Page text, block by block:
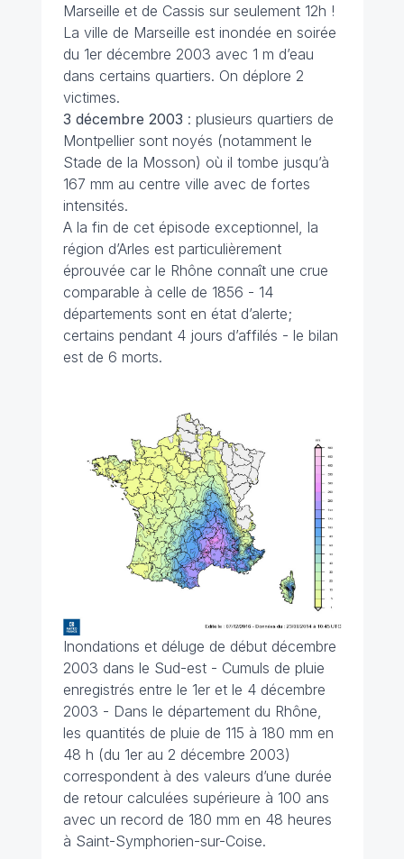
Marseille et de Cassis sur seulement 12h !
La ville de Marseille est inondée en soirée
du 1er décembre 2003 avec 1 m d’eau
dans certains quartiers. On déplore 2
victimes.
3 décembre 2003 : plusieurs quartiers de
Montpellier sont noyés (notamment le
Stade de la Mosson) où il tombe jusqu’à
167 mm au centre ville avec de fortes
intensités.
A la fin de cet épisode exceptionnel, la
région d’Arles est particulièrement
éprouvée car le Rhône connaît une crue
comparable à celle de 1856 - 14
départements sont en état d’alerte;
certains pendant 4 jours d’affilés - le bilan
est de 6 morts.
Inondations et déluge de début décembre
2003 dans le Sud-est - Cumuls de pluie
enregistrés entre le 1er et le 4 décembre
2003 - Dans le département du Rhône,
les quantités de pluie de 115 à 180 mm en
48 h (du 1er au 2 décembre 2003)
correspondent à des valeurs d’une durée
de retour calculées supérieure à 100 ans
avec un record de 180 mm en 48 heures
à Saint-Symphorien-sur-Coise.